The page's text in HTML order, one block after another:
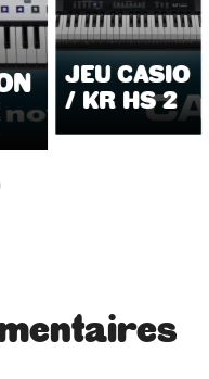
JEU CASIO
/ KR HS 2